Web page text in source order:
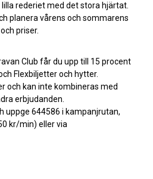
rederiet med det stora hjärtat.
planera vårens och sommarens
priser.
Club får du upp till 15 procent
Flexbiljetter och hytter.
och kan inte kombineras med
erbjudanden.
uppge 644586 i kampanjrutan,
kr/min) eller via